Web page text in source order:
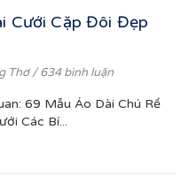
Cưới Cặp Đôi Đẹp
Thơ/ 634 bình luận
69 Mẫu Áo Dài Chú Rể
Các Bí...